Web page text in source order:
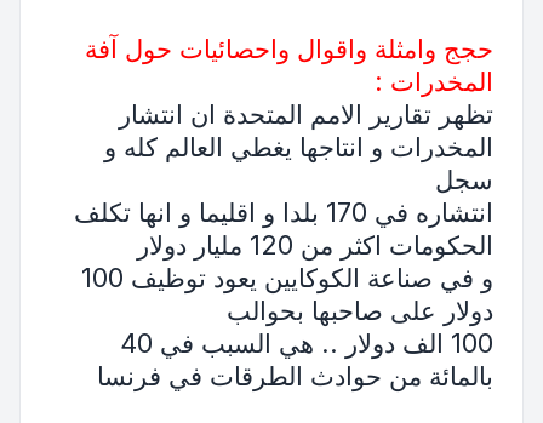
حجج وامثلة واقوال واحصائيات حول آفة
المخدرات :
تظهر تقارير الامم المتحدة ان انتشار
المخدرات و انتاجها يغطي العالم كله و
سجل
انتشاره في 170 بلدا و اقليما و انها تكلف
الحكومات اكثر من 120 مليار دولار
و في صناعة الكوكايين يعود توظيف 100
دولار على صاحبها بحوالب
100 الف دولار .. هي السبب في 40
بالمائة من حوادث الطرقات في فرنسا